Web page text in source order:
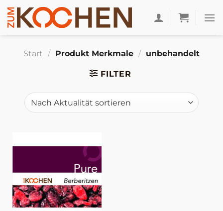
Zum
Inhalt
springen
Start / Produkt Merkmale / unbehandelt
FILTER